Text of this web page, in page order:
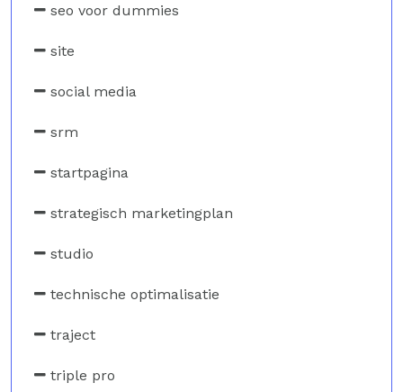
seo voor dummies
site
social media
srm
startpagina
strategisch marketingplan
studio
technische optimalisatie
traject
triple pro